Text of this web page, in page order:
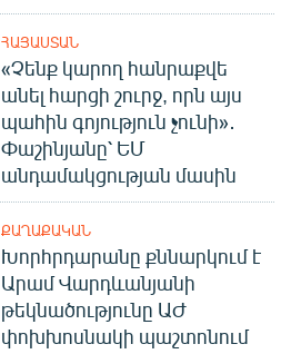
ՀԱՅԱՍՏԱՆ
«Չենք կարող հանրաքվե
անել հարցի շուրջ, որն այս
պահին գոյություն չունի»․
Փաշինյանը՝ ԵՄ
անդամակցության մասին
ՔԱՂԱՔԱԿԱՆ
Խորհրդարանը քննարկում է
Արամ Վարդևանյանի
թեկնածությունը ԱԺ
փոխխոսնակի պաշտոնում